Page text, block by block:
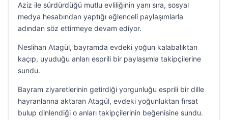
Aziz ile sürdürdüğü mutlu evliliğinin yanı sıra, sosyal
medya hesabından yaptığı eğlenceli paylaşımlarla
adından söz ettirmeye devam ediyor.
Neslihan Atagül, bayramda evdeki yoğun kalabalıktan
kaçıp, uyuduğu anları esprili bir paylaşımla takipçilerine
sundu.
Bayram ziyaretlerinin getirdiği yorgunluğu esprili bir dille
hayranlarına aktaran Atagül, evdeki yoğunluktan fırsat
bulup dinlendiği o anları takipçilerinin beğenisine sundu.